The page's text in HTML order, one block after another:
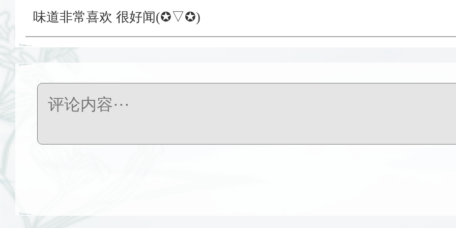
味道非常喜欢 很好闻(✪▽✪)